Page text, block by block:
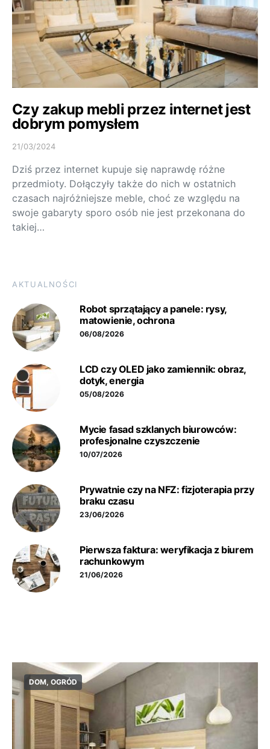
Czy zakup mebli przez internet jest
dobrym pomysłem
21/03/2024
Dziś przez internet kupuje się naprawdę różne
przedmioty. Dołączyły także do nich w ostatnich
czasach najróżniejsze meble, choć ze względu na
swoje gabaryty sporo osób nie jest przekonana do
takiej…
AKTUALNOŚCI
Robot sprzątający a panele: rysy,
matowienie, ochrona
06/08/2026
LCD czy OLED jako zamiennik: obraz,
dotyk, energia
05/08/2026
Mycie fasad szklanych biurowców:
profesjonalne czyszczenie
10/07/2026
Prywatnie czy na NFZ: fizjoterapia przy
braku czasu
23/06/2026
Pierwsza faktura: weryfikacja z biurem
rachunkowym
21/06/2026
DOM, OGRÓD